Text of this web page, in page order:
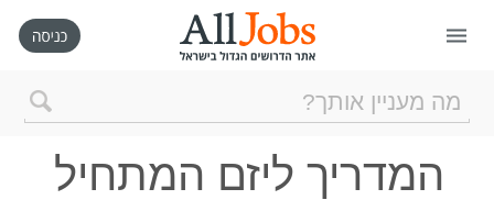
דף הבית
חיפוש חדש
המדריך ליזם המתחיל